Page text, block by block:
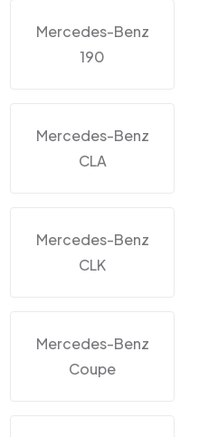
Mercedes-Benz
190
Mercedes-Benz
CLA
Mercedes-Benz
CLK
Mercedes-Benz
Coupe